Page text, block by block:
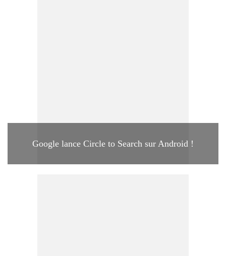
Google lance Circle to Search sur Android !